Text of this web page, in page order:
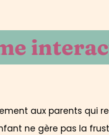
aux parents qui
ne gère pas la